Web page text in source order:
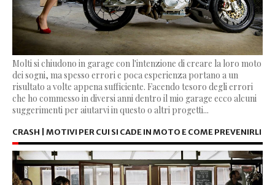
Molti si chiudono in garage con l'intenzione di creare la loro moto
dei sogni, ma spesso errori e poca esperienza portano a un
risultato a volte appena sufficiente. Facendo tesoro degli errori
che ho commesso in diversi anni dentro il mio garage ecco alcuni
suggerimenti per aiutarvi in questo o altri progetti...
CRASH | MOTIVI PER CUI SI CADE IN MOTO E COME PREVENIRLI